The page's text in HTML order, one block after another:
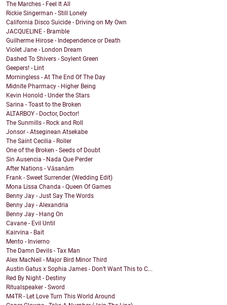
The Marches - Feel It All
Rickie Singerman - Still Lonely
California Disco Suicide - Driving on My Own
JACQUELINE - Bramble
Guilherme Hirose - Independence or Death
Violet Jane - London Dream
Dashed To Shivers - Soylent Green
Geepers! - Lint
Morningless - At The End Of The Day
Midnite Pharmacy - Higher Being
Kevin Honold - Under the Stars
Sarina - Toast to the Broken
ALTARBOY - Doctor, Doctor!
The Sunmills - Rock and Roll
Jonsor - Atseginean Atsekabe
The Saint Cecilia - Roller
One of the Broken - Seeds of Doubt
Sin Ausencia - Nada Que Perder
After Nations - Vāsanām
Frank - Sweet Surrender (Wedding Edit)
Mona Lissa Chanda - Queen Of Games
Benny Jay - Just Say The Words
Benny Jay - Alexandria
Benny Jay - Hang On
Cavane - Evil Until
Kairvina - Bait
Mento - Invierno
The Damn Devils - Tax Man
Alex MacNeil - Major Bird Minor Third
Austin Gatus x Sophia James - Don’t Want This to C...
Red By Night - Destiny
Ritualspeaker - Sword
M4TR - Let Love Turn This World Around